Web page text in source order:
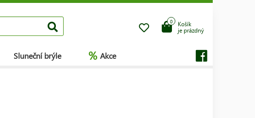
Košík
je prázdný
0
Sluneční brýle % Akce